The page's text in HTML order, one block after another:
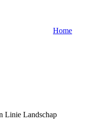
Home
Linie Landschap